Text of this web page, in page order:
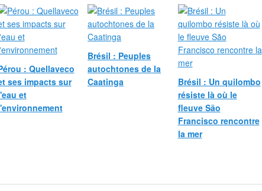
: Quellaveco
ses impacts sur
et
Brésil : Peuples
autochtones de la
Caatinga
Brésil : Un quilombo
résiste là où le
fleuve São
Francisco rencontre
la mer